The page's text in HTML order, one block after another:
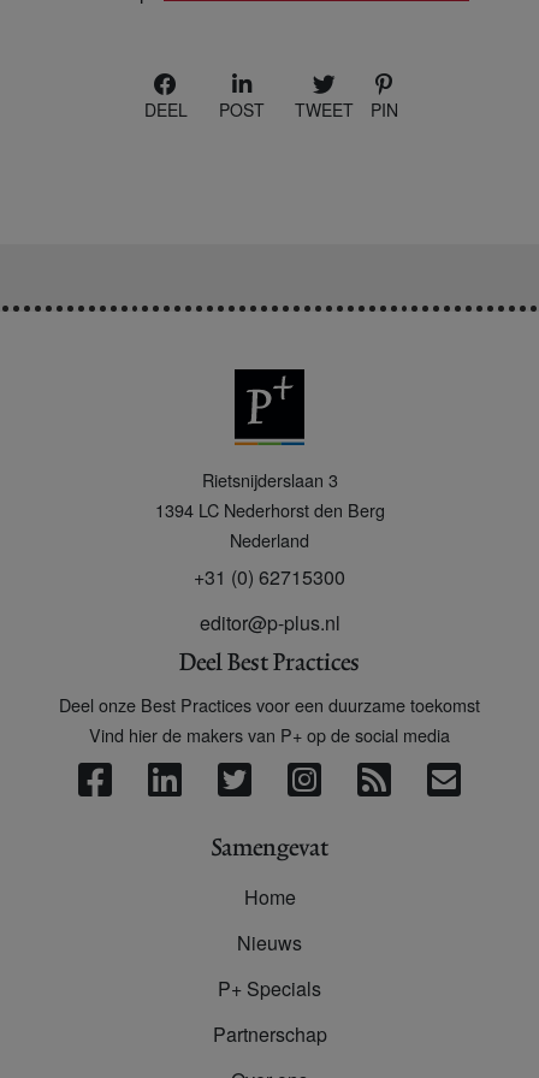
DEEL POST TWEET PIN
Rietsnijderslaan 3
1394 LC Nederhorst den Berg
Nederland
+31 (0) 62715300
editor@p-plus.nl
Deel Best Practices
Deel onze Best Practices voor een duurzame toekomst
Vind hier de makers van P+ op de social media
Samengevat
Home
Nieuws
P+ Specials
Partnerschap